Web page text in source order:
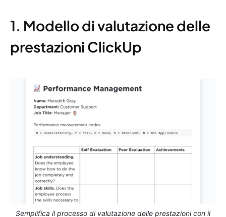
1. Modello di valutazione delle
prestazioni ClickUp
Semplifica il processo di valutazione delle prestazioni con il